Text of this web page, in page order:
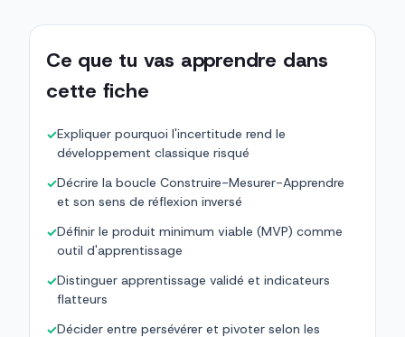
Ce que tu vas apprendre dans
cette fiche
✓Expliquer pourquoi l'incertitude rend le
développement classique risqué
✓Décrire la boucle Construire-Mesurer-Apprendre
et son sens de réflexion inversé
✓Définir le produit minimum viable (MVP) comme
outil d'apprentissage
✓Distinguer apprentissage validé et indicateurs
flatteurs
✓Décider entre persévérer et pivoter selon les